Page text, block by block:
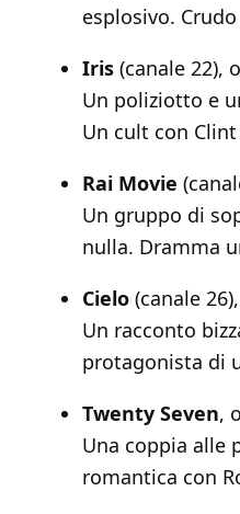
esplosivo.
Iris (canale 22),
Un poliziotto e
Un cult con
Rai Movie
Un gruppo di
nulla. Dramma
Cielo (canale
Un racconto
protagonista di
Twenty Seven,
Una coppia alle
romantica con